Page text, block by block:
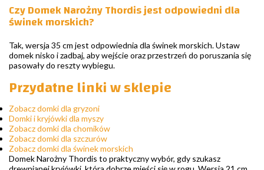
Czy Domek Narożny Thordis jest odpowiedni dla
świnek morskich?
Tak, wersja 35 cm jest odpowiednia dla świnek morskich. Ustaw
domek nisko i zadbaj, aby wejście oraz przestrzeń do poruszania się
pasowały do reszty wybiegu.
Przydatne linki w sklepie
Zobacz domki dla gryzoni
Domki i kryjówki dla myszy
Zobacz domki dla chomików
Zobacz domki dla szczurów
Zobacz domki dla świnek morskich
Domek Narożny Thordis to praktyczny wybór, gdy szukasz